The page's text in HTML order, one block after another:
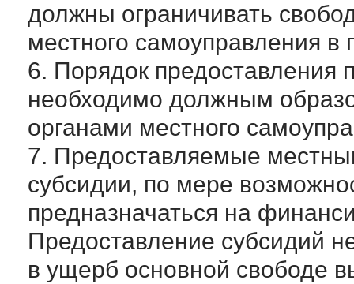
должны ограничивать
местного самоуправления в
6. Порядок предоставления
необходимо должным
органами местного
7. Предоставляемые
субсидии, по мере
предназначаться на
Предоставление субсидий
в ущерб основной свободе